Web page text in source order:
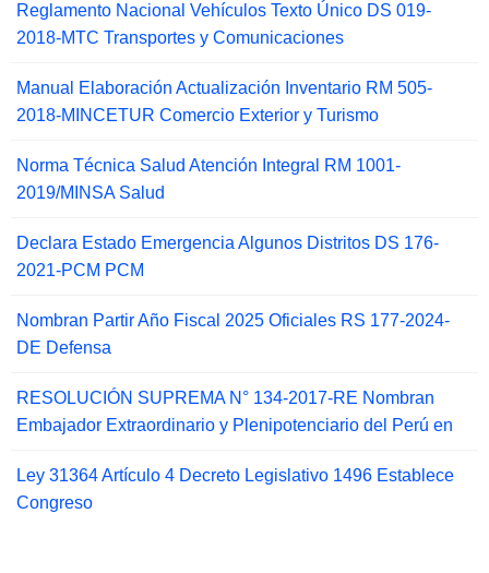
Reglamento Nacional Vehículos Texto Único DS 019-
2018-MTC Transportes y Comunicaciones
Manual Elaboración Actualización Inventario RM 505-
2018-MINCETUR Comercio Exterior y Turismo
Norma Técnica Salud Atención Integral RM 1001-
2019/MINSA Salud
Declara Estado Emergencia Algunos Distritos DS 176-
2021-PCM PCM
Nombran Partir Año Fiscal 2025 Oficiales RS 177-2024-
DE Defensa
RESOLUCIÓN SUPREMA N° 134-2017-RE Nombran
Embajador Extraordinario y Plenipotenciario del Perú en
Ley 31364 Artículo 4 Decreto Legislativo 1496 Establece
Congreso